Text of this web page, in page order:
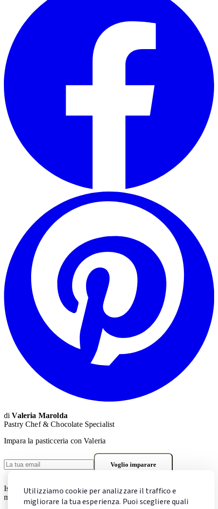
Utilizziamo cookie per analizzare il traffico e
migliorare la tua esperienza. Puoi scegliere quali
diValeria Marolda
Pastry Chef & Chocolate Specialist
Impara la pasticceria con Valeria
Voglio imparare
Iscrivendoti accetti la Privacy Policy. Puoi cancellarti in qualsiasi
momento.